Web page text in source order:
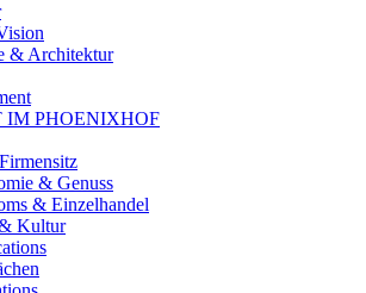
& Architektur
IM PHOENIXHOF
& Genuss
& Einzelhandel
Kultur